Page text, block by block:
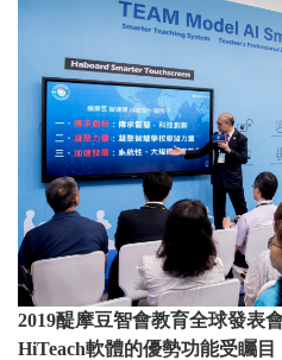
2019醍摩豆智會教育全球發表
HiTeach軟體的優勢功能受矚目